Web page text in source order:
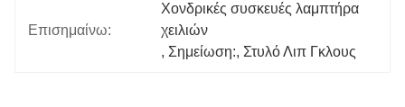
Επισημαίνω:
Χονδρικές συσκευές λαμπτήρα
χειλιών
, Σημείωση:, Στυλό Λιπ Γκλους